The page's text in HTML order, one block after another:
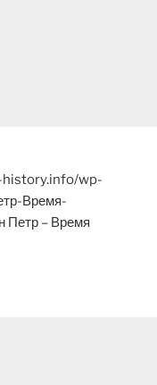
wp-
Время-
Петр – Время